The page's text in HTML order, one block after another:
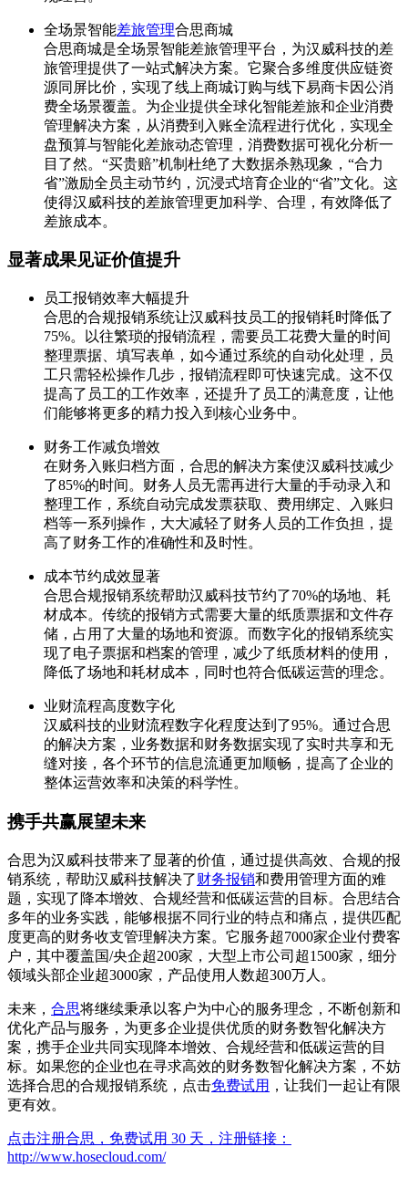
全场景智能差旅管理合思商城
合思商城是全场景智能差旅管理平台，为汉威科技的差
旅管理提供了一站式解决方案。它聚合多维度供应链资
源同屏比价，实现了线上商城订购与线下易商卡因公消
费全场景覆盖。为企业提供全球化智能差旅和企业消费
管理解决方案，从消费到入账全流程进行优化，实现全
盘预算与智能化差旅动态管理，消费数据可视化分析一
目了然。“买贵赔”机制杜绝了大数据杀熟现象，“合力
省”激励全员主动节约，沉浸式培育企业的“省”文化。这
使得汉威科技的差旅管理更加科学、合理，有效降低了
差旅成本。
显著成果见证价值提升
员工报销效率大幅提升
合思的合规报销系统让汉威科技员工的报销耗时降低了
75%。以往繁琐的报销流程，需要员工花费大量的时间
整理票据、填写表单，如今通过系统的自动化处理，员
工只需轻松操作几步，报销流程即可快速完成。这不仅
提高了员工的工作效率，还提升了员工的满意度，让他
们能够将更多的精力投入到核心业务中。
财务工作减负增效
在财务入账归档方面，合思的解决方案使汉威科技减少
了85%的时间。财务人员无需再进行大量的手动录入和
整理工作，系统自动完成发票获取、费用绑定、入账归
档等一系列操作，大大减轻了财务人员的工作负担，提
高了财务工作的准确性和及时性。
成本节约成效显著
合思合规报销系统帮助汉威科技节约了70%的场地、耗
材成本。传统的报销方式需要大量的纸质票据和文件存
储，占用了大量的场地和资源。而数字化的报销系统实
现了电子票据和档案的管理，减少了纸质材料的使用，
降低了场地和耗材成本，同时也符合低碳运营的理念。
业财流程高度数字化
汉威科技的业财流程数字化程度达到了95%。通过合思
的解决方案，业务数据和财务数据实现了实时共享和无
缝对接，各个环节的信息流通更加顺畅，提高了企业的
整体运营效率和决策的科学性。
携手共赢展望未来
合思为汉威科技带来了显著的价值，通过提供高效、合规的报
销系统，帮助汉威科技解决了财务报销和费用管理方面的难
题，实现了降本增效、合规经营和低碳运营的目标。合思结合
多年的业务实践，能够根据不同行业的特点和痛点，提供匹配
度更高的财务收支管理解决方案。它服务超7000家企业付费客
户，其中覆盖国/央企超200家，大型上市公司超1500家，细分
领域头部企业超3000家，产品使用人数超300万人。
未来， 合思将继续秉承以客户为中心的服务理念，不断创新和
优化产品与服务，为更多企业提供优质的财务数智化解决方
案，携手企业共同实现降本增效、合规经营和低碳运营的目
标。如果您的企业也在寻求高效的财务数智化解决方案，不妨
选择合思的合规报销系统，点击免费试用 ，让我们一起让有限
更有效。
点击注册合思，免费试用 30 天，注册链接：
http://www.hosecloud.com/